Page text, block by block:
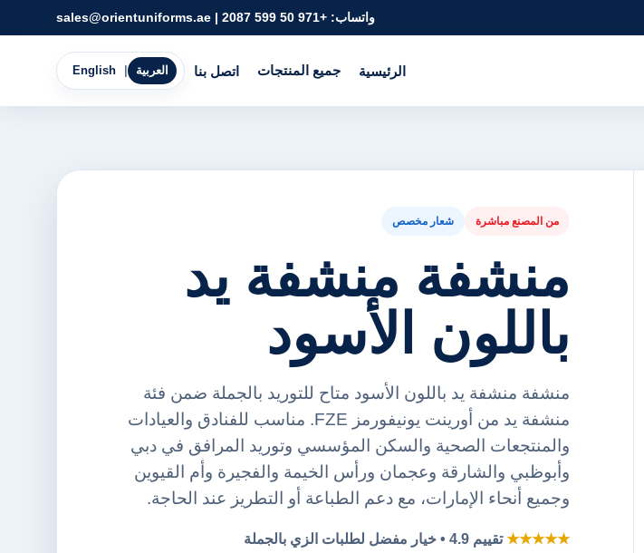
واتساب: +971 50 599 2087
|
sales@orientuniforms.ae
الرئيسية جميع المنتجات اتصل بنا English العربية
من المصنع مباشرة شعار مخصص
منشفة منشفة يد
باللون الأسود
منشفة منشفة يد باللون الأسود متاح للتوريد بالجملة ضمن فئة
منشفة يد من أورينت يونيفورمز FZE. مناسب للفنادق والعيادات
والمنتجعات الصحية والسكن المؤسسي وتوريد المرافق في دبي
وأبوظبي والشارقة وعجمان ورأس الخيمة والفجيرة وأم القيوين
وجميع أنحاء الإمارات، مع دعم الطباعة أو التطريز عند الحاجة.
★★★★★تقييم 4.9 • خيار مفضل لطلبات الزي بالجملة